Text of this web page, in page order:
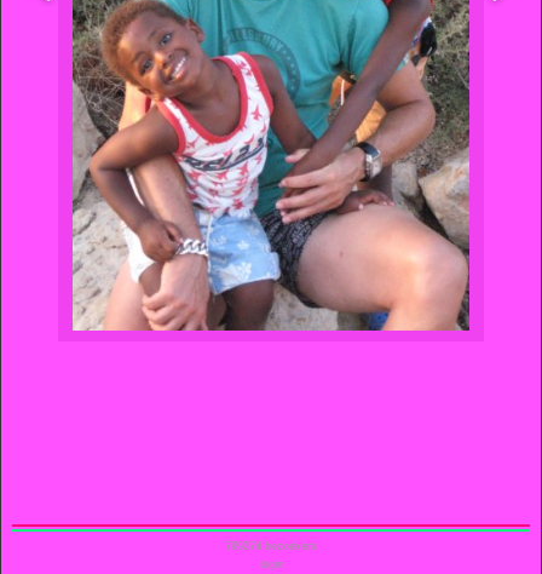
799274 bezoekers
login